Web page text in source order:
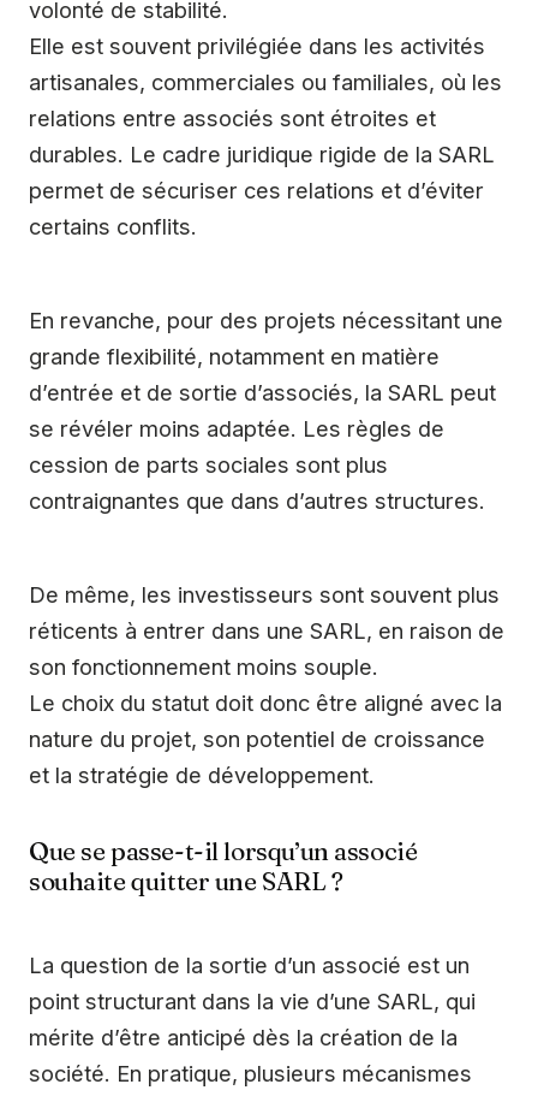
volonté de stabilité.
Elle est souvent privilégiée dans les activités
artisanales, commerciales ou familiales, où les
relations entre associés sont étroites et
durables. Le cadre juridique rigide de la SARL
permet de sécuriser ces relations et d’éviter
certains conflits.
En revanche, pour des projets nécessitant une
grande flexibilité, notamment en matière
d’entrée et de sortie d’associés, la SARL peut
se révéler moins adaptée. Les règles de
cession de parts sociales sont plus
contraignantes que dans d’autres structures.
De même, les investisseurs sont souvent plus
réticents à entrer dans une SARL, en raison de
son fonctionnement moins souple.
Le choix du statut doit donc être aligné avec la
nature du projet, son potentiel de croissance
et la stratégie de développement.
Que se passe-t-il lorsqu’un associé
souhaite quitter une SARL ?
La question de la sortie d’un associé est un
point structurant dans la vie d’une SARL, qui
mérite d’être anticipé dès la création de la
société. En pratique, plusieurs mécanismes